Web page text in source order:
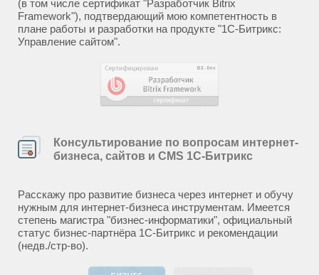
(в том числе сертификат "Разработчик Bitrix
Framework"), подтвердающий мою компетентность в
плане работы и разработки на продукте "1С-Битрикс:
Управление сайтом".
Консультирование по вопросам интернет-
бизнеса, сайтов и CMS 1С-Битрикс
Расскажу про развитие бизнеса через интернет и обучу
нужным для интернет-бизнеса инструментам. Имеется
степень магистра "бизнес-информатики", официальный
статус бизнес-партнёра 1С-Битрикс и рекомендации
(недв./стр-во).